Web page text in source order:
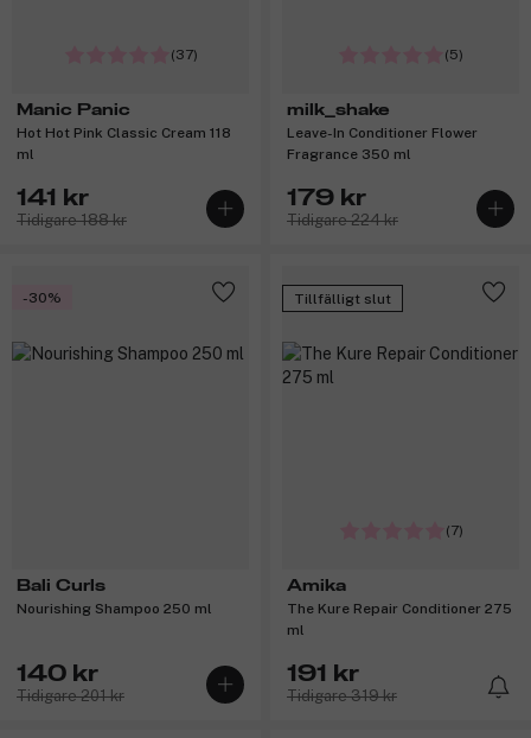
(37)
Manic Panic
Hot Hot Pink Classic Cream 118
ml
141 kr
Tidigare 188 kr
(5)
milk_shake
Leave-In Conditioner Flower
Fragrance 350 ml
179 kr
Tidigare 224 kr
-30%
Bali Curls
Nourishing Shampoo 250 ml
140 kr
Tidigare 201 kr
Tillfälligt slut
(7)
Amika
The Kure Repair Conditioner 275
ml
191 kr
Tidigare 319 kr